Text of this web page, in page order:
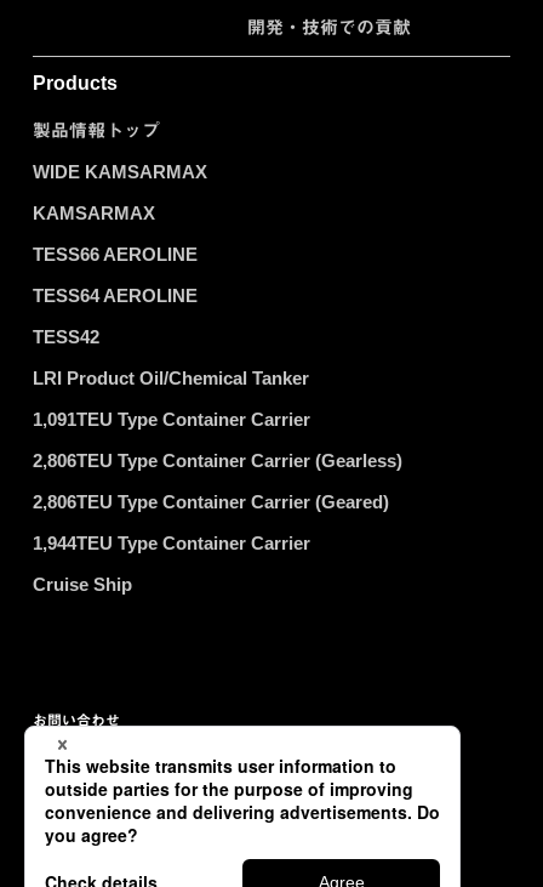
開発・技術での貢献
Products
製品情報トップ
WIDE KAMSARMAX
KAMSARMAX
TESS66 AEROLINE
TESS64 AEROLINE
TESS42
LRI Product Oil/Chemical Tanker
1,091TEU Type Container Carrier
2,806TEU Type Container Carrier (Gearless)
2,806TEU Type Container Carrier (Geared)
1,944TEU Type Container Carrier
Cruise Ship
お問い合わせ
プライバシーポリシー
サイトマップ
Copyright © TSUNEISHI SHIPBUILDING Co., Ltd. All Rights Reserved.